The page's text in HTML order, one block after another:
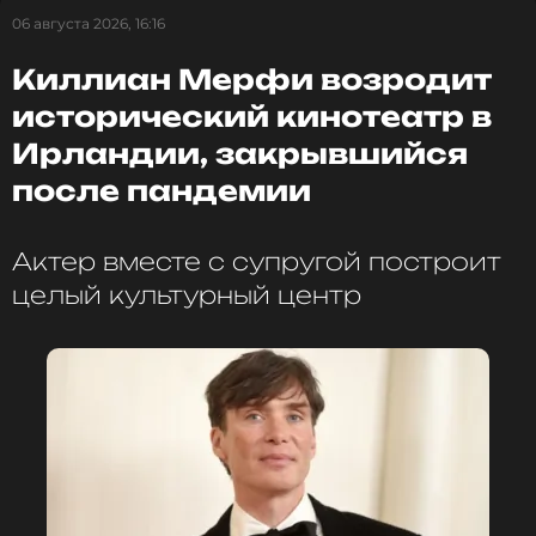
06 августа 2026, 16:16
Киллиан Мерфи возродит
исторический кинотеатр в
Ирландии, закрывшийся
после пандемии
Актер вместе с супругой построит
целый культурный центр